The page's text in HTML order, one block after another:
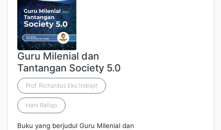
Guru Milenial dan
Tantangan Society 5.0
Prof. Richardus Eko Indrajit
Hani Rafiqo
Buku yang berjudul Guru Milenial dan